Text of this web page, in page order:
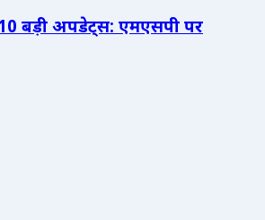
बड़ी अपडेट्स: एमएसपी पर